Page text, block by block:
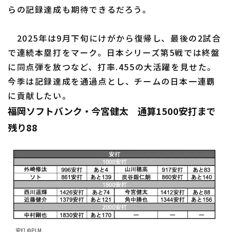
らの記録達成も期待できるだろう。
2025年は9月下旬にけがから復帰し、最後の2試合
で連続本塁打をマーク。日本シリーズ第5戦では終盤
に同点弾を放つなど、打率.455の大活躍を見せた。
今季は記録達成を通過点とし、チームの日本一連覇
に貢献したい。
福岡ソフトバンク・今宮健太 通算1500安打まで
残り88
安打 ©PLM